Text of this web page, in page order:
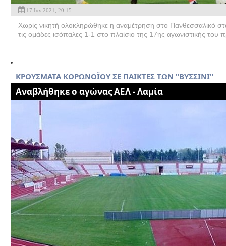
17 Ιαν 2021, 20:15
Χωρίς νικητή ολοκληρώθηκε η αναμέτρηση στο Πανθεσσαλικό
τις ομάδες ισόπαλες 1-1 στο πλαίσιο της 17ης αγωνιστικής
ΚΡΟΥΣΜΑΤΑ ΚΟΡΩΝΟΪΟΥ ΣΕ ΠΑΙΚΤΕΣ ΤΩΝ "ΒΥΣΣΙΝΙ"
Αναβλήθηκε ο αγώνας ΑΕΛ - Λαμία